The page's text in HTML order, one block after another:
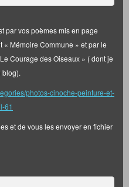
par vos poèmes mis en page
« Mémoire Commune » et par le
Courage des Oiseaux » ( dont je
blog).
photos-cinoche-peinture-et-
61
et de vous les envoyer en fichier